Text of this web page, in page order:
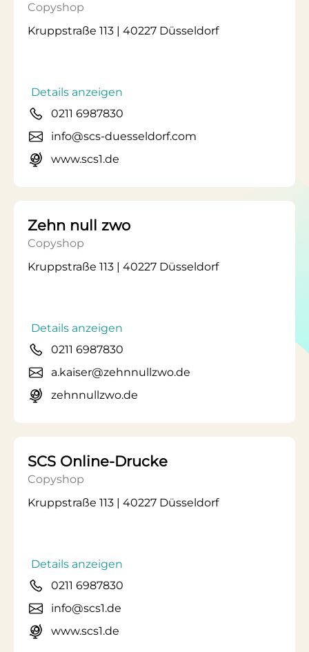
Copyshop
Kruppstraße 113 | 40227 Düsseldorf
Details anzeigen
0211 6987830
info@scs-duesseldorf.com
www.scs1.de
Zehn null zwo
Copyshop
Kruppstraße 113 | 40227 Düsseldorf
Details anzeigen
0211 6987830
a.kaiser@zehnnullzwo.de
zehnnullzwo.de
SCS Online-Drucke
Copyshop
Kruppstraße 113 | 40227 Düsseldorf
Details anzeigen
0211 6987830
info@scs1.de
www.scs1.de